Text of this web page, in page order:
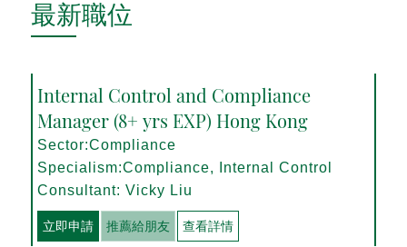
最新職位
Internal Control and Compliance
Manager (8+ yrs EXP) Hong Kong
Sector:Compliance
Specialism:Compliance, Internal Control
Consultant: Vicky Liu
立即申請 推薦給朋友 查看詳情